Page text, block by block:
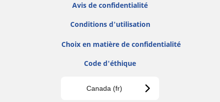
Avis de confidentialité
Conditions d'utilisation
Choix en matière de confidentialité
Code d'éthique
Canada (fr)